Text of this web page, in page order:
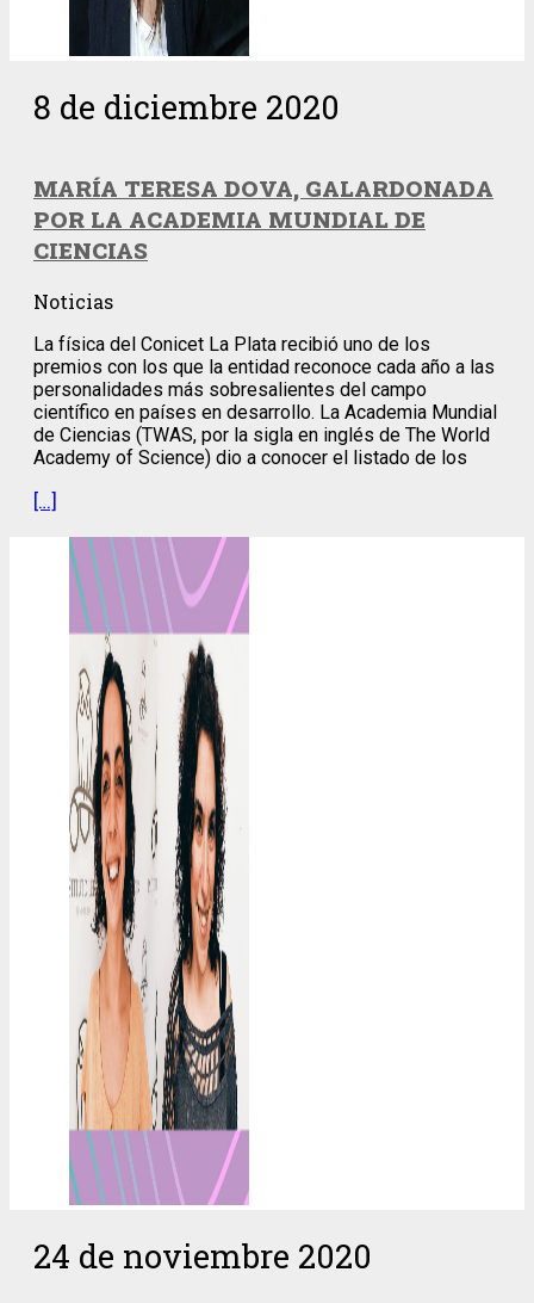
8 de diciembre 2020
MARÍA TERESA DOVA, GALARDONADA
POR LA ACADEMIA MUNDIAL DE
CIENCIAS
Noticias
La física del Conicet La Plata recibió uno de los
premios con los que la entidad reconoce cada año a las
personalidades más sobresalientes del campo
científico en países en desarrollo. La Academia Mundial
de Ciencias (TWAS, por la sigla en inglés de The World
Academy of Science) dio a conocer el listado de los
[…]
24 de noviembre 2020